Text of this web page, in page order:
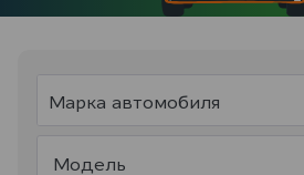
Модель